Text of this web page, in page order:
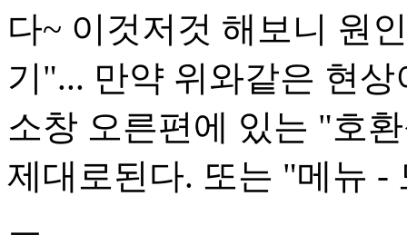
다~ 이것저것 해보니 원
기"... 만약 위와같은 현
소창 오른편에 있는 "호
제대로된다. 또는 "메뉴 -
ㅡ